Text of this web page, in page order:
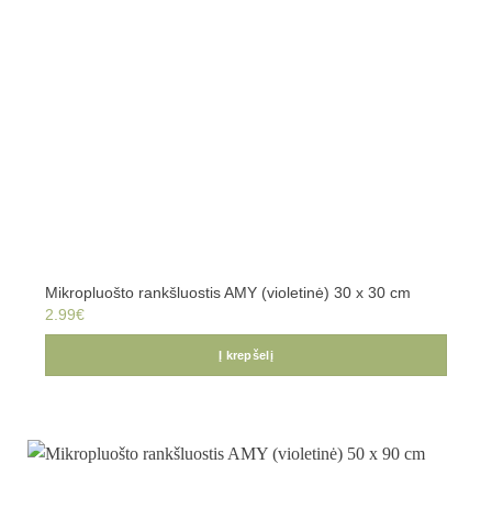
Mikropluošto rankšluostis AMY (violetinė) 30 x 30 cm
2.99€
Į krepšelį